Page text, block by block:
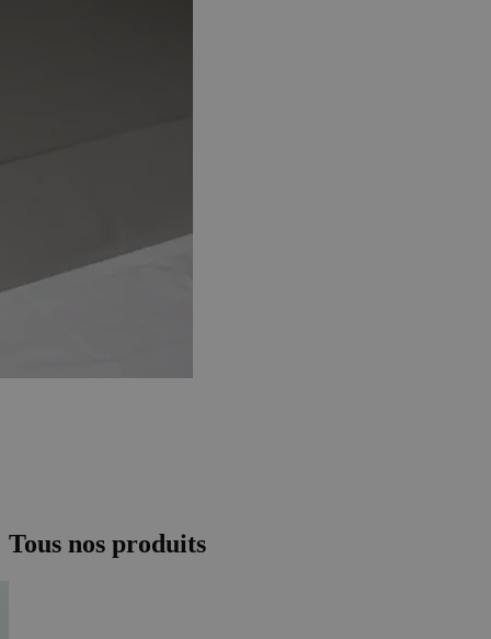
Tous nos produits